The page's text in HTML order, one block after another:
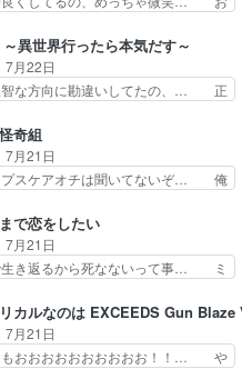
からないと思う？… をバンダイチ
な。ICT… 冒頭のアクションから
皆人形… ひとつの単体の作品とし
思い…
ってことみんな知らなか… 姫子さ
ラストに姫子さんのお… 初めて夜
った隼人と姫子は偶… こういう学
元々好きだから設… にしても妹は
てまーす！み… 隼人の家庭は隼人
かかってい… 三岳さんが隼人にと
りそうな…
異世界行ったら本気だす～
7月22日
智な方向に勘違いしてたの、… 正
ルで視聴。リーリャさん… なんか
デウスめ…これでエリ… トレント
際に活躍するんやろ… アイシ
末恐ろしい妹なんだ！… ルーデウ
犬かくましいつ来… 本作はぬるい
く、真面目に一… エリスはしばら
アイシャ、…
奇組
7月21日
プスケアオチは聞いてないぞ… 俺
ュラ子登場。主人公眼福… 跡目争
場で、今回はシュール… めちゃ子
い今回主人公の驚き… メチャ子を
が止まらなくなる… お父さんに押
たあの玉、も… 半裸の警官の方が
キャラかわ… 霊媒師が人の肩に霊
てモノ…
で恋をしたい
7月21日
生き返るから死なないって事… ミ
顔は怖いよ...。てかタ… もはや人
い戦闘シーンがない… 今話第LO
せていただきまし… 皆大好き、ロ
ーーーーッッッ… シーナとミミが
カルなのは EXCEEDS Gun Blaze
7月21日
もおおおおおおおおおお！！… や